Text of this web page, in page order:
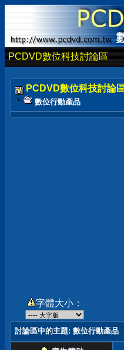
PCDVD數位科技討論區
PCDVD數位科技討論
數位行動產品
字體大小：
討論區中的主題: 數位行動產品